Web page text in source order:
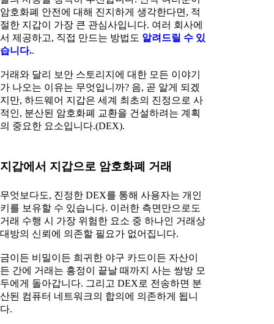
암호화폐 안전에 대해 진지하게 생각한다면, 적
절한 지갑이 가장 큰 관심사입니다. 여러 회사에
서 제공하고, 직접 만드는 방법도 알려드릴 수 있
습니다..
거래와 달리 보안 스토리지에 대한 모든 이야기
가 나오는 이유는 무엇입니까? 음, 곧 알게 되겠
지만, 하드웨어 지갑은 세계 최초의 진정으로 사
적인, 분산된 암호화폐 교환을 건설하려는 계획
의 중요한 요소입니다.(DEX).
지갑에서 지갑으로 암호화폐 거래
무엇보다도, 진정한 DEX를 통해 사용자는 개인
키를 보유할 수 있습니다. 이러한 측면만으로도
거래 수행 시 가장 위험한 요소 중 하나인 거래상
대방의 신뢰에 의존할 필요가 없어집니다.
금이든 비밀이든 희귀한 야구 카드이든 자산이
든 간에 거래는 흥정이 끝날 때까지 사는 쌍방 모
두에게 돌아갑니다. 그리고 DEX로 전송하면 분
산된 컴퓨터 네트워크의 합의에 의존하게 됩니
다.